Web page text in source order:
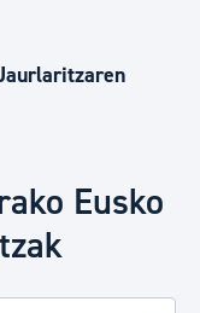
Eusko